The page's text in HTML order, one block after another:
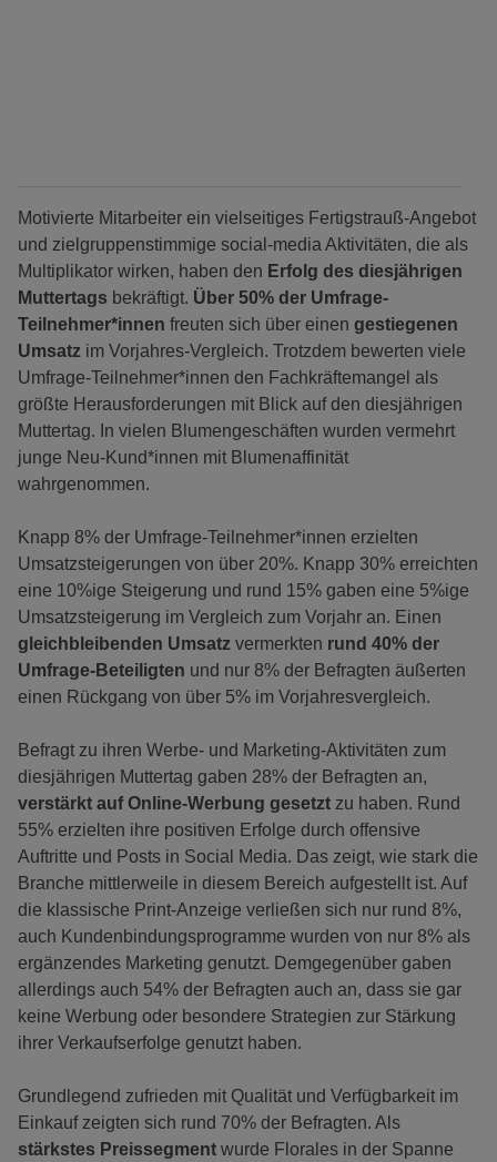
Motivierte Mitarbeiter ein vielseitiges Fertigstrauß-Angebot
und zielgruppenstimmige social-media Aktivitäten, die als
Multiplikator wirken, haben den Erfolg des diesjährigen
Muttertags bekräftigt. Über 50% der Umfrage-
Teilnehmer*innen freuten sich über einen gestiegenen
Umsatz im Vorjahres-Vergleich. Trotzdem bewerten viele
Umfrage-Teilnehmer*innen den Fachkräftemangel als
größte Herausforderungen mit Blick auf den diesjährigen
Muttertag. In vielen Blumengeschäften wurden vermehrt
junge Neu-Kund*innen mit Blumenaffinität
wahrgenommen.
Knapp 8% der Umfrage-Teilnehmer*innen erzielten
Umsatzsteigerungen von über 20%. Knapp 30% erreichten
eine 10%ige Steigerung und rund 15% gaben eine 5%ige
Umsatzsteigerung im Vergleich zum Vorjahr an. Einen
gleichbleibenden Umsatz vermerkten rund 40% der
Umfrage-Beteiligten und nur 8% der Befragten äußerten
einen Rückgang von über 5% im Vorjahresvergleich.
Befragt zu ihren Werbe- und Marketing-Aktivitäten zum
diesjährigen Muttertag gaben 28% der Befragten an,
verstärkt auf Online-Werbung gesetzt zu haben. Rund
55% erzielten ihre positiven Erfolge durch offensive
Auftritte und Posts in Social Media. Das zeigt, wie stark die
Branche mittlerweile in diesem Bereich aufgestellt ist. Auf
die klassische Print-Anzeige verließen sich nur rund 8%,
auch Kundenbindungsprogramme wurden von nur 8% als
ergänzendes Marketing genutzt. Demgegenüber gaben
allerdings auch 54% der Befragten auch an, dass sie gar
keine Werbung oder besondere Strategien zur Stärkung
ihrer Verkaufserfolge genutzt haben.
Grundlegend zufrieden mit Qualität und Verfügbarkeit im
Einkauf zeigten sich rund 70% der Befragten. Als
stärkstes Preissegment wurde Florales in der Spanne